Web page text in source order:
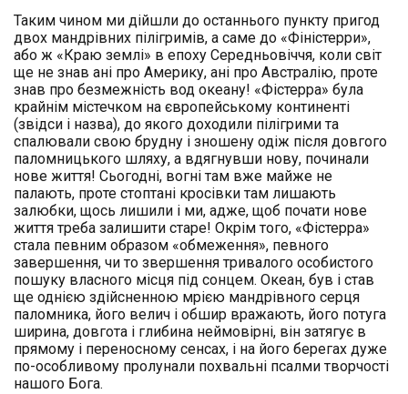
Таким чином ми дійшли до останнього пункту пригод
двох мандрівних пілігримів, а саме до «Фіністерри»,
або ж «Краю землі» в епоху Середньовіччя, коли світ
ще не знав ані про Америку, ані про Австралію, проте
знав про безмежність вод океану! «Фістерра» була
крайнім містечком на європейському континенті
(звідси і назва), до якого доходили пілігрими та
спалювали свою брудну і зношену одіж після довгого
паломницького шляху, а вдягнувши нову, починали
нове життя! Сьогодні, вогні там вже майже не
палають, проте стоптані кросівки там лишають
залюбки, щось лишили і ми, адже, щоб почати нове
життя треба залишити старе! Окрім того, «Фістерра»
стала певним образом «обмеження», певного
завершення, чи то звершення тривалого особистого
пошуку власного місця під сонцем. Океан, був і став
ще однією здійсненною мрією мандрівного серця
паломника, його велич і обшир вражають, його потуга
ширина, довгота і глибина неймовірні, він затягує в
прямому і переносному сенсах, і на його берегах дуже
по-особливому пролунали похвальні псалми творчості
нашого Бога.